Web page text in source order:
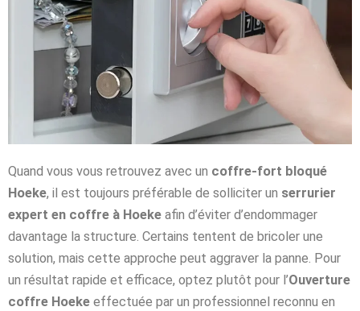
Quand vous vous retrouvez avec un coffre-fort bloqué
Hoeke, il est toujours préférable de solliciter un serrurier
expert en coffre à Hoeke afin d’éviter d’endommager
davantage la structure. Certains tentent de bricoler une
solution, mais cette approche peut aggraver la panne. Pour
un résultat rapide et efficace, optez plutôt pour l’Ouverture
coffre Hoeke effectuée par un professionnel reconnu en